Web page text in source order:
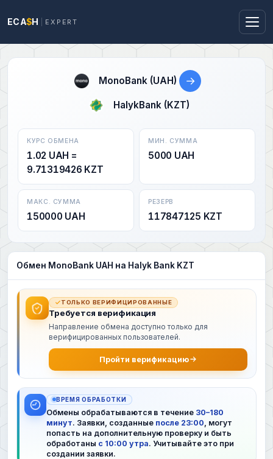
ECA$H EXPERT
MonoBank (UAH) →
HalykBank (KZT)
КУРС ОБМЕНА
1.02 UAH =
9.71319426 KZT
МИН. СУММА
5000 UAH
МАКС. СУММА
150000 UAH
РЕЗЕРВ
117847125 KZT
Обмен MonoBank UAH на Halyk Bank KZT
ТОЛЬКО ВЕРИФИЦИРОВАННЫЕ
Требуется верификация
Направление обмена доступно только для
верифицированных пользователей.
Пройти верификацию
ВРЕМЯ ОБРАБОТКИ
Обмены обрабатываются в течение 30–180
минут. Заявки, созданные после 23:00 , могут
попасть на дополнительную проверку и быть
обработаны с 10:00 утра. Учитывайте это при
создании заявки.